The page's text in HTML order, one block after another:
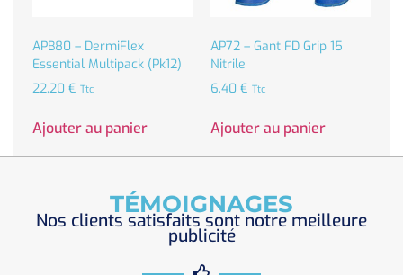
APB80 – DermiFlex
Essential Multipack (Pk12)
22,20 € Ttc
Ajouter au panier
AP72 – Gant FD Grip 15
Nitrile
6,40 € Ttc
Ajouter au panier
TÉMOIGNAGES
Nos clients satisfaits sont notre meilleure
publicité